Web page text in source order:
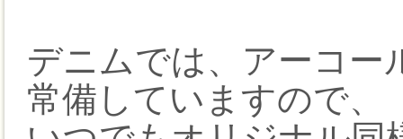
デニムでは、アーコー
常備していますので、